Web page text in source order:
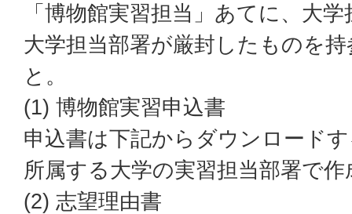
「博物館実習担当」あてに、大
大学担当部署が厳封したものを
と。
(1) 博物館実習申込書
申込書は下記からダウンロード
所属する大学の実習担当部署で
(2) 志望理由書